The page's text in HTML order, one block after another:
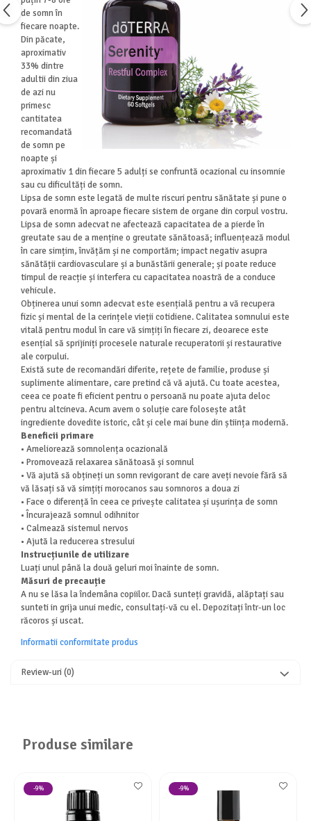
de somn în
fiecare noapte.
Din păcate,
aproximativ
33% dintre
adultii din ziua
de azi nu
primesc
cantitatea
recomandată
de somn pe
noapte și
aproximativ 1 din fiecare 5 adulți se confruntă ocazional cu insomnie
sau cu dificultăți de somn.
Lipsa de somn este legată de multe riscuri pentru sănătate și pune o
povară enormă în aproape fiecare sistem de organe din corpul vostru.
Lipsa de somn adecvat ne afectează capacitatea de a pierde în
greutate sau de a menține o greutate sănătoasă; influențează modul
în care simțim, învățăm și ne comportăm; impact negativ asupra
sănătății cardiovasculare și a bunăstării generale; și poate reduce
timpul de reacție și interfera cu capacitatea noastră de a conduce
vehicule.
Obținerea unui somn adecvat este esențială pentru a vă recupera
fizic și mental de la cerințele vieții cotidiene. Calitatea somnului este
vitală pentru modul în care vă simțiți în fiecare zi, deoarece este
esențial să sprijiniți procesele naturale recuperatorii și restaurative
ale corpului.
Există sute de recomandări diferite, rețete de familie, produse și
suplimente alimentare, care pretind că vă ajută. Cu toate acestea,
ceea ce poate fi eficient pentru o persoană nu poate ajuta deloc
pentru altcineva. Acum avem o soluție care folosește atât
ingrediente dovedite istoric, cât și cele mai bune din știința modernă.
Beneficii primare
• Ameliorează somnolența ocazională
• Promovează relaxarea sănătoasă și somnul
• Vă ajută să obțineți un somn revigorant de care aveți nevoie fără să
vă lăsați să vă simțiți morocanos sau somnoros a doua zi
• Face o diferență în ceea ce privește calitatea și ușurința de somn
• Încurajează somnul odihnitor
• Calmează sistemul nervos
• Ajută la reducerea stresului
Instrucțiunile de utilizare
Luați unul până la două geluri moi înainte de somn.
Măsuri de precauție
A nu se lăsa la îndemâna copiilor. Dacă sunteți gravidă, alăptați sau
sunteti in grija unui medic, consultați-vă cu el. Depozitați într-un loc
răcoros și uscat.
Informatii conformitate produs
Review-uri(0)
Produse similare
-9% -9%